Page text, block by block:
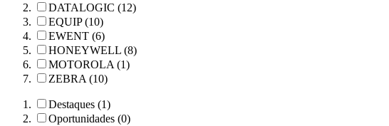
DATALOGIC (12)
EQUIP (10)
EWENT (6)
HONEYWELL (8)
MOTOROLA (1)
ZEBRA (10)
Destaques (1)
Oportunidades (0)